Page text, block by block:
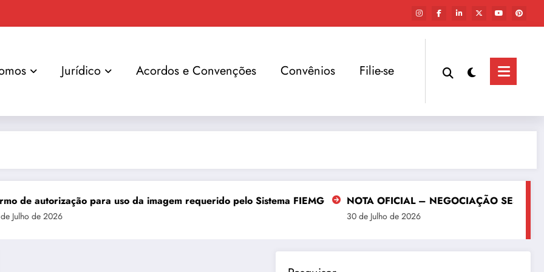
Jurídico Acordos e Convenções Convênios Filie-se
para uso da imagem requerido pelo Sistema FIEMG NOTA OFICIAL – NEGOCIAÇÃO SESI | SENAI | IEL
30 de Julho de 2026